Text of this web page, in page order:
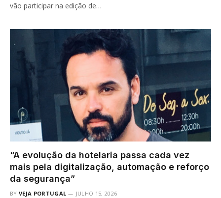
vão participar na edição de…
“A evolução da hotelaria passa cada vez
mais pela digitalização, automação e reforço
da segurança”
BY VEJA PORTUGAL JULHO 15, 2026